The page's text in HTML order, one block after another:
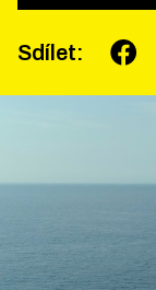
Sdílet: